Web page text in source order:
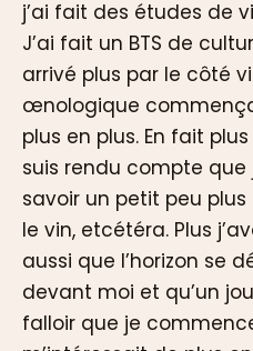
j’ai fait des études de
J’ai fait un BTS de
arrivé plus par le côté
œnologique
plus en plus. En fait
suis rendu compte que
savoir un petit peu
le vin, etcétéra. Plus
aussi que l’horizon se
devant moi et qu’un
falloir que je